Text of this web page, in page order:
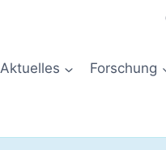
Aktuelles Forschung